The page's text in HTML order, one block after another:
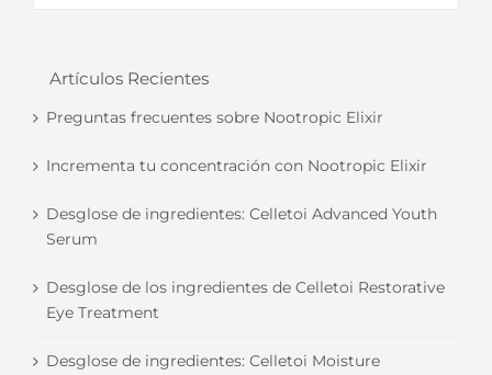
Artículos Recientes
Preguntas frecuentes sobre Nootropic Elixir
Incrementa tu concentración con Nootropic Elixir
Desglose de ingredientes: Celletoi Advanced Youth
Serum
Desglose de los ingredientes de Celletoi Restorative
Eye Treatment
Desglose de ingredientes: Celletoi Moisture